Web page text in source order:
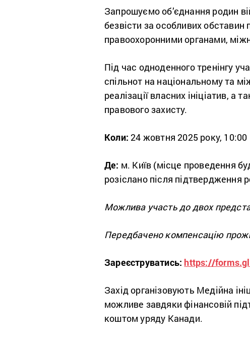
Запрошуємо об’єднання родин
безвісти за особливих обставин
правоохоронними органами,
Під час одноденного тренінгу
спільнот на національному та
реалізації власних ініціатив,
правового захисту.
Коли: 24 жовтня 2025 року,
Де: м. Київ (місце проведення
розіслано після підтвердження
Можлива участь до двох
Передбачено компенсацію
Зареєструватись: https://
Захід організовують Медійна
можливе завдяки фінансовій
коштом уряду Канади.